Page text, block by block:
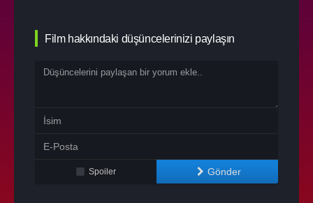
Film hakkındaki düşüncelerinizi paylaşın
Spoiler Gönder